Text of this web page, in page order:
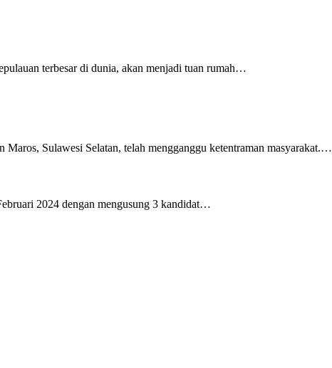
terbesar di dunia, akan menjadi tuan rumah…
Sulawesi Selatan, telah mengganggu ketentraman masyarakat.…
2024 dengan mengusung 3 kandidat…